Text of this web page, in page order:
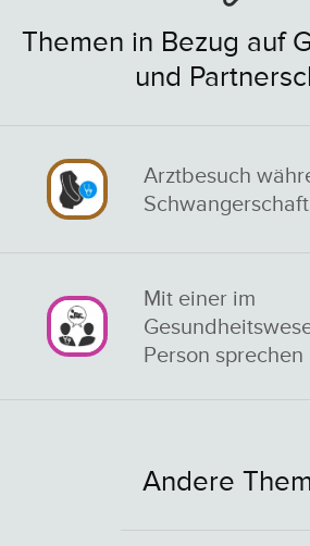
Themen in Bezug auf
und
Arztbesuch
Schwangerschaft
Mit einer im
Person sprechen
Andere